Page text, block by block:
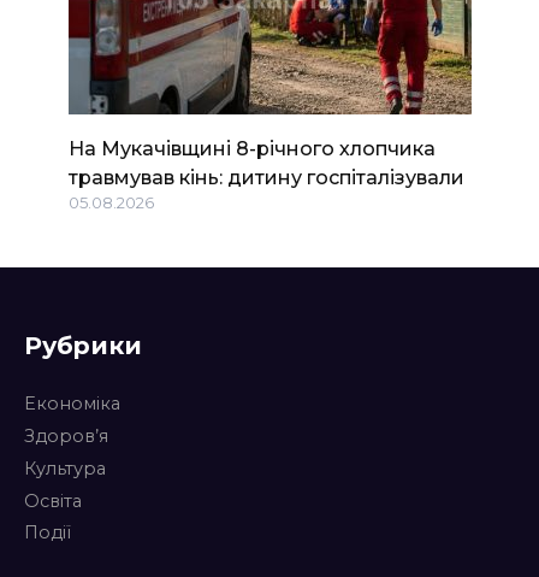
На Мукачівщині 8-річного хлопчика
травмував кінь: дитину госпіталізували
05.08.2026
Рубрики
Економіка
Здоров’я
Культура
Освіта
Події